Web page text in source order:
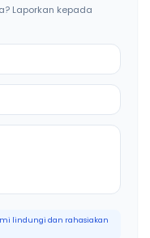
Laporkan kepada
lindungi dan rahasiakan